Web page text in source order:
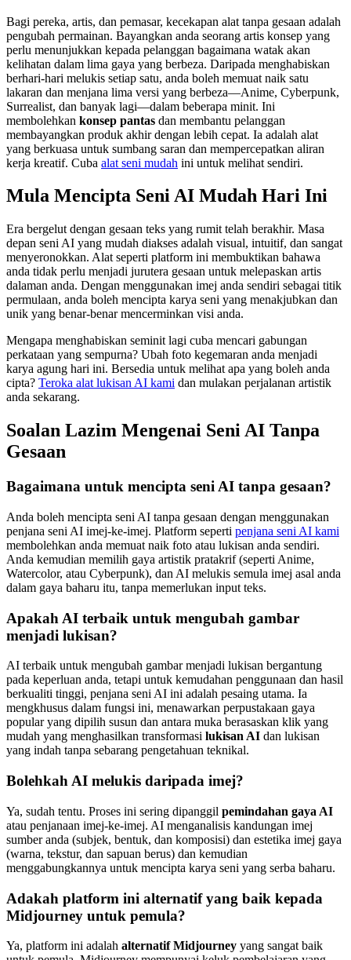
Bagi pereka, artis, dan pemasar, kecekapan alat tanpa gesaan adalah
pengubah permainan. Bayangkan anda seorang artis konsep yang
perlu menunjukkan kepada pelanggan bagaimana watak akan
kelihatan dalam lima gaya yang berbeza. Daripada menghabiskan
berhari-hari melukis setiap satu, anda boleh memuat naik satu
lakaran dan menjana lima versi yang berbeza—Anime, Cyberpunk,
Surrealist, dan banyak lagi—dalam beberapa minit. Ini
membolehkan konsep pantas dan membantu pelanggan
membayangkan produk akhir dengan lebih cepat. Ia adalah alat
yang berkuasa untuk sumbang saran dan mempercepatkan aliran
kerja kreatif. Cuba alat seni mudah ini untuk melihat sendiri.
Mula Mencipta Seni AI Mudah Hari Ini
Era bergelut dengan gesaan teks yang rumit telah berakhir. Masa
depan seni AI yang mudah diakses adalah visual, intuitif, dan sangat
menyeronokkan. Alat seperti platform ini membuktikan bahawa
anda tidak perlu menjadi jurutera gesaan untuk melepaskan artis
dalaman anda. Dengan menggunakan imej anda sendiri sebagai titik
permulaan, anda boleh mencipta karya seni yang menakjubkan dan
unik yang benar-benar mencerminkan visi anda.
Mengapa menghabiskan seminit lagi cuba mencari gabungan
perkataan yang sempurna? Ubah foto kegemaran anda menjadi
karya agung hari ini. Bersedia untuk melihat apa yang boleh anda
cipta? Teroka alat lukisan AI kami dan mulakan perjalanan artistik
anda sekarang.
Soalan Lazim Mengenai Seni AI Tanpa
Gesaan
Bagaimana untuk mencipta seni AI tanpa gesaan?
Anda boleh mencipta seni AI tanpa gesaan dengan menggunakan
penjana seni AI imej-ke-imej. Platform seperti penjana seni AI kami
membolehkan anda memuat naik foto atau lukisan anda sendiri.
Anda kemudian memilih gaya artistik pratakrif (seperti Anime,
Watercolor, atau Cyberpunk), dan AI melukis semula imej asal anda
dalam gaya baharu itu, tanpa memerlukan input teks.
Apakah AI terbaik untuk mengubah gambar
menjadi lukisan?
AI terbaik untuk mengubah gambar menjadi lukisan bergantung
pada keperluan anda, tetapi untuk kemudahan penggunaan dan hasil
berkualiti tinggi, penjana seni AI ini adalah pesaing utama. Ia
mengkhusus dalam fungsi ini, menawarkan perpustakaan gaya
popular yang dipilih susun dan antara muka berasaskan klik yang
mudah yang menghasilkan transformasi lukisan AI dan lukisan
yang indah tanpa sebarang pengetahuan teknikal.
Bolehkah AI melukis daripada imej?
Ya, sudah tentu. Proses ini sering dipanggil pemindahan gaya AI
atau penjanaan imej-ke-imej. AI menganalisis kandungan imej
sumber anda (subjek, bentuk, dan komposisi) dan estetika imej gaya
(warna, tekstur, dan sapuan berus) dan kemudian
menggabungkannya untuk mencipta karya seni yang serba baharu.
Adakah platform ini alternatif yang baik kepada
Midjourney untuk pemula?
Ya, platform ini adalah alternatif Midjourney yang sangat baik